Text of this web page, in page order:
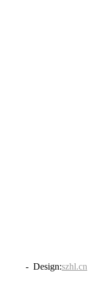
- Design:szhl.cn